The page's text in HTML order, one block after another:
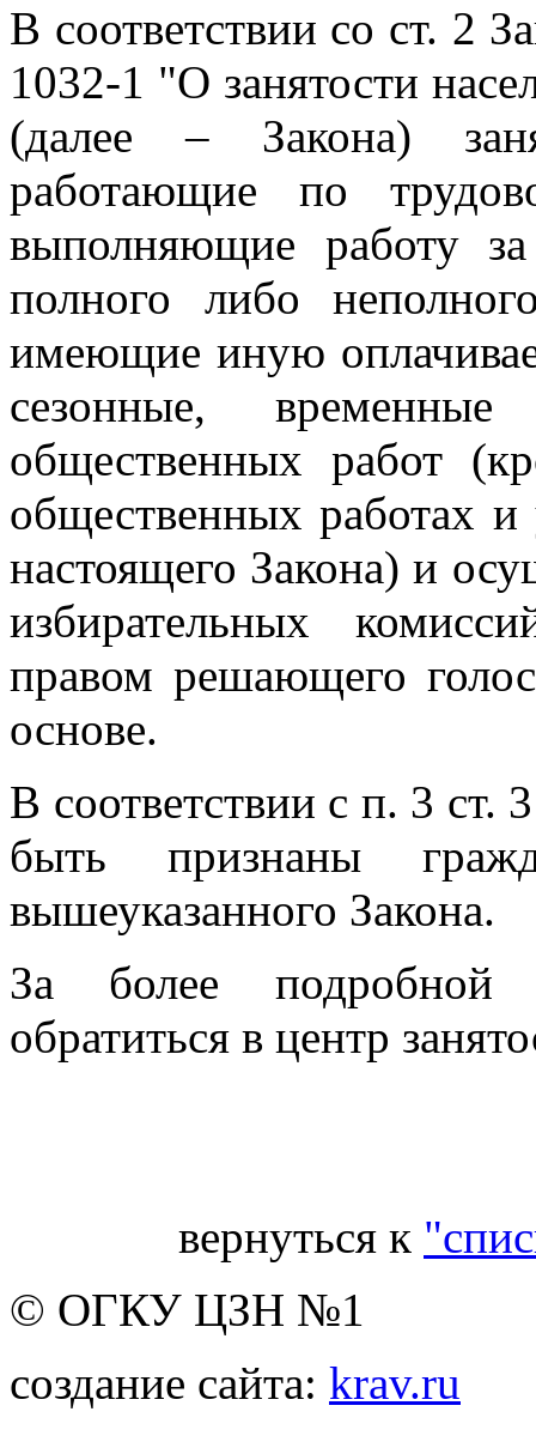
В соответствии со ст. 2
1032-1 "О занятости
(далее – Закона)
работающие по
выполняющие работу
полного либо
имеющие иную
сезонные,
общественных работ
общественных работах
настоящего Закона) и
избирательных
правом решающего
основе.
В соответствии с п. 3 ст.
быть признаны
вышеуказанного Закона.
За более подробной
обратиться в центр
вернуться к
© ОГКУ ЦЗН №1
создание сайта: krav.ru